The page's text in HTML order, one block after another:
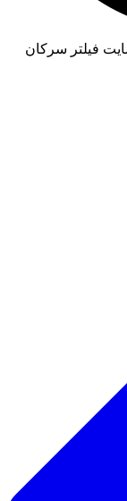
فیلتر سرکان